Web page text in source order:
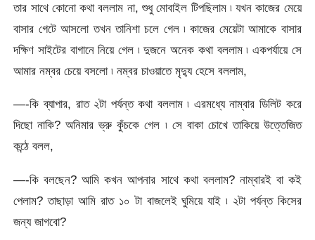
তার সাথে কোনো কথা বললাম না, শুধু মোবাইল টিপছিলাম ৷ যখন কাজের মেয়ে
বাসার গেটে আসলো তখন তানিশা চলে গেল ৷ কাজের মেয়েটা আমাকে বাসার
দক্ষিণ সাইটের বাগানে নিয়ে গেল ৷ দুজনে অনেক কথা বললাম ৷ একপর্যায়ে সে
আমার নম্বর চেয়ে বসলো ৷ নম্বর চাওয়াতে মৃদ্যু হেসে বললাম,
—-কি ব্যাপার, রাত ২টা পর্যন্ত কথা বললাম ৷ এরমধ্যে নাম্বার ডিলিট করে
দিছো নাকি? অনিমার ভ্রু কুঁচকে গেল ৷ সে বাকা চোখে তাকিয়ে উত্তেজিত
কন্ঠে বলল,
—-কি বলছেন? আমি কখন আপনার সাথে কথা বললাম? নাম্বারই বা কই
পেলাম? তাছাড়া আমি রাত ১০ টা বাজলেই ঘুমিয়ে যাই ৷ ২টা পর্যন্ত কিসের
জন্য জাগবো?